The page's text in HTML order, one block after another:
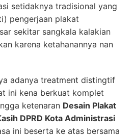
setidaknya tradisional yang
pengerjaan plakat
sekitar sangkala kalakian
karena ketahanannya nan
adanya treatment distingtif
ini kena berkuat komplet
ketenaran Desain Plakat
DPRD Kota Administrasi
ini beserta ke atas bersama